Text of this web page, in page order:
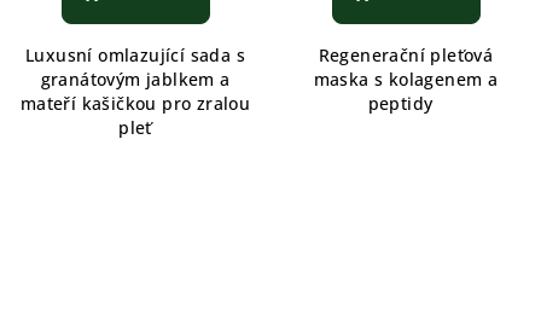
Luxusní omlazující sada s
granátovým jablkem a
mateří kašičkou pro zralou
pleť
Regenerační pleťová
maska s kolagenem a
peptidy